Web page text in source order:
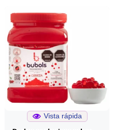
Vista rápida